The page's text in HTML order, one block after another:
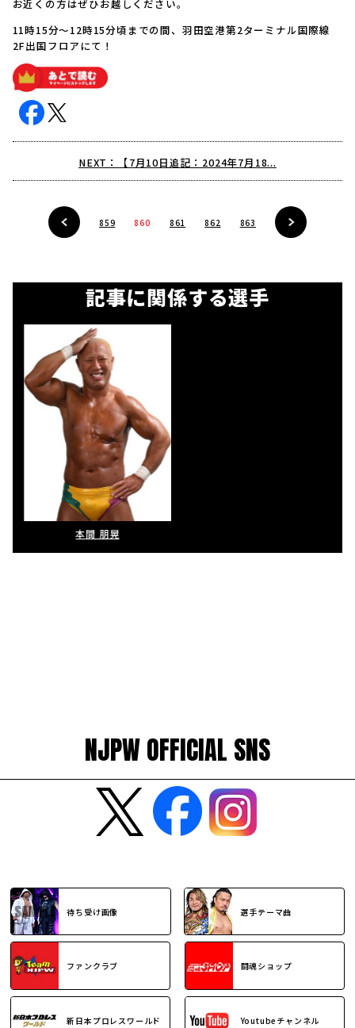
お近くの方はぜひお越しください。
11時15分〜12時15分頃までの間、羽田空港第2ターミナル国際線
2F出国フロアにて！
NEXT：【7月10日追記：2024年7月18...
859 860 861 862 863
記事に関係する選手
本間 朋晃
NJPW OFFICIAL SNS
待ち受け画像 選手テーマ曲
ファンクラブ 闘魂ショップ
新日本プロレスワールド Youtubeチャンネル